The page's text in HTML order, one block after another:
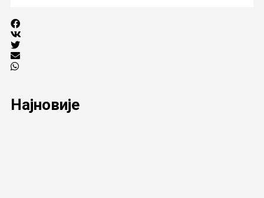
Најновије